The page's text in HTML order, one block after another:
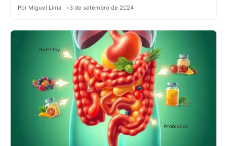
Por Miguel Lima 3 de setembro de 2024